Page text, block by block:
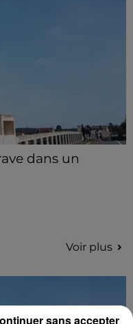
dans un
Voir plus
sans accepter